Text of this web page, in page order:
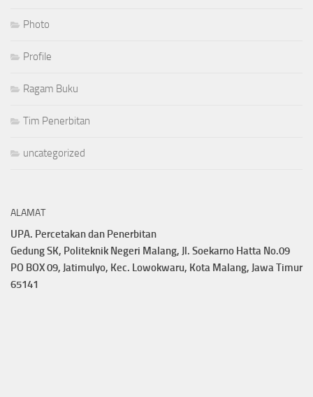
Photo
Profile
Ragam Buku
Tim Penerbitan
uncategorized
ALAMAT
UPA. Percetakan dan Penerbitan
Gedung SK, Politeknik Negeri Malang, Jl. Soekarno Hatta No.09
PO BOX 09, Jatimulyo, Kec. Lowokwaru, Kota Malang, Jawa Timur
65141